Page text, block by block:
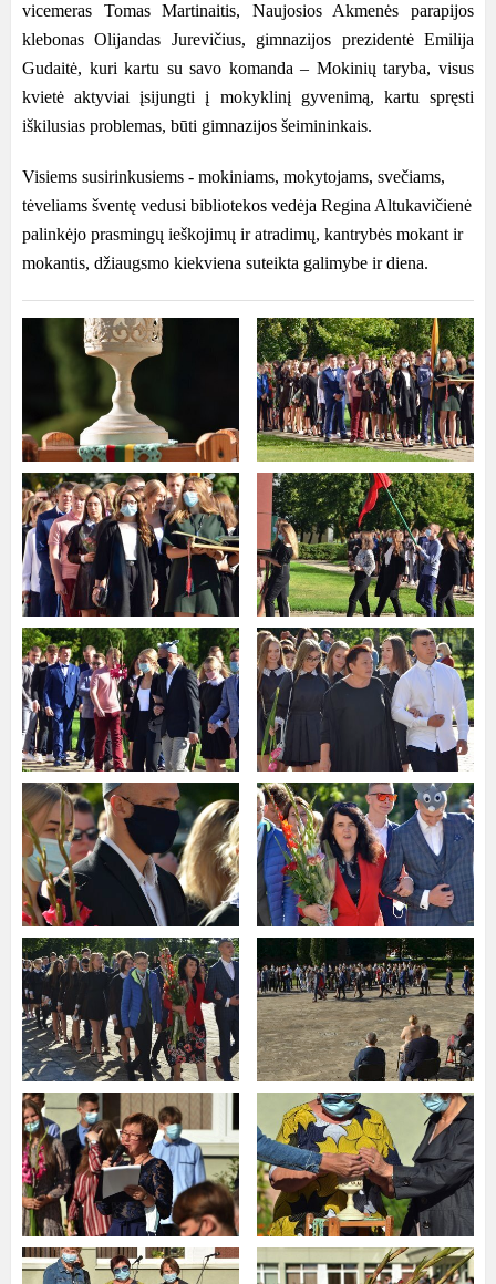
vicemeras Tomas Martinaitis, Naujosios Akmenės parapijos
klebonas Olijandas Jurevičius, gimnazijos prezidentė Emilija
Gudaitė, kuri kartu su savo komanda – Mokinių taryba, visus
kvietė aktyviai įsijungti į mokyklinį gyvenimą, kartu spręsti
iškilusias problemas, būti gimnazijos šeimininkais.
Visiems susirinkusiems - mokiniams, mokytojams, svečiams,
tėveliams šventę vedusi bibliotekos vedėja Regina Altukavičienė
palinkėjo prasmingų ieškojimų ir atradimų, kantrybės mokant ir
mokantis, džiaugsmo kiekviena suteikta galimybe ir diena.